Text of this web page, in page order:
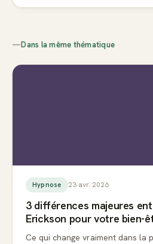
—Dans la même thématique
Hypnose 23 avr. 2026
3 différences majeures
Erickson pour votre bien-
Ce qui change vraiment dans la